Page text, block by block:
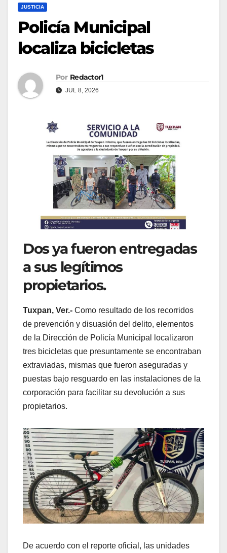
JUSTICIA
Policía Municipal
localiza bicicletas
Por Redactor1
JUL 8, 2026
Dos ya fueron entregadas
a sus legítimos
propietarios.
Tuxpan, Ver.- Como resultado de los recorridos
de prevención y disuasión del delito, elementos
de la Dirección de Policía Municipal localizaron
tres bicicletas que presuntamente se encontraban
extraviadas, mismas que fueron aseguradas y
puestas bajo resguardo en las instalaciones de la
corporación para facilitar su devolución a sus
propietarios.
De acuerdo con el reporte oficial, las unidades